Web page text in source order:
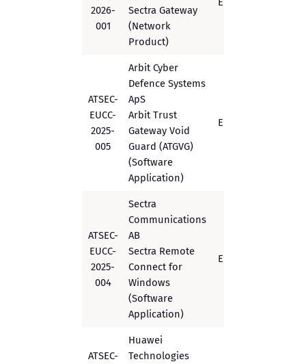
2026-
001
Sectra Gateway
(Network
Product)
ATSEC-
EUCC-
2025-
005
Arbit Cyber
Defence Systems
ApS
Arbit Trust
Gateway Void
Guard (ATGVG)
(Software
Application)
EUCC
ATSEC-
EUCC-
2025-
004
Sectra
Communications
AB
Sectra Remote
Connect for
Windows
(Software
Application)
EUCC
ATSEC-
Huawei
Technologies